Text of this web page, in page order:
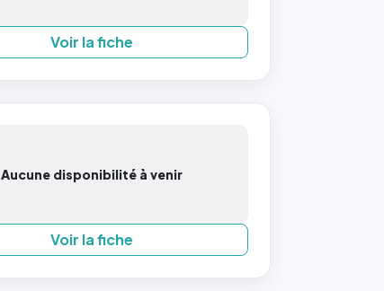
Voir la fiche
Aucune disponibilité à venir
Voir la fiche